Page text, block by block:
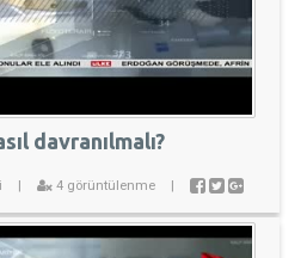
davranılmalı?
| 4 görüntülenme |